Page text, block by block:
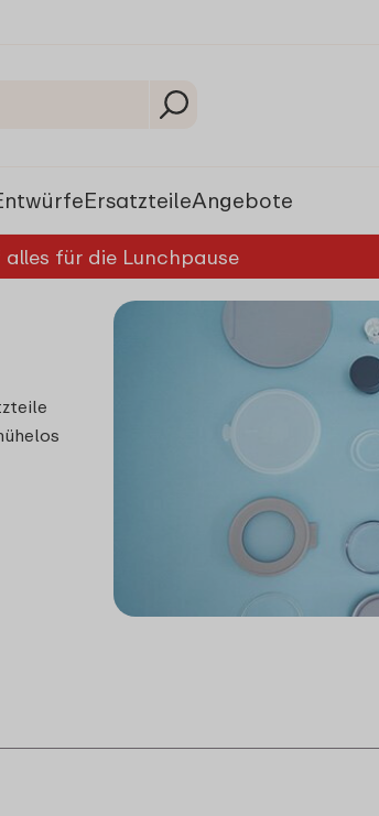
ErsatzteileAngebote
alles für die Lunchpause